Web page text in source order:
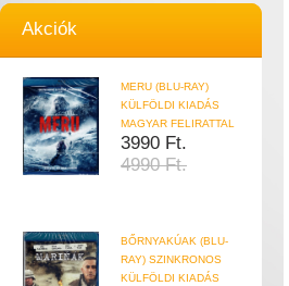
Akciók
MERU (BLU-RAY)
KÜLFÖLDI KIADÁS
MAGYAR FELIRATTAL
3990 Ft.
4990 Ft.
BŐRNYAKÚAK (BLU-
RAY) SZINKRONOS
KÜLFÖLDI KIADÁS